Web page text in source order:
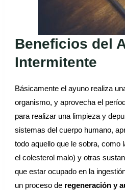
Beneficios del
Intermitente
Básicamente el ayuno realiza
organismo, y aprovecha el
para realizar una limpieza y
sistemas del cuerpo humano,
todo aquello que le sobra, como
el colesterol malo) y otras
que estar ocupado en la
un proceso de regeneración y